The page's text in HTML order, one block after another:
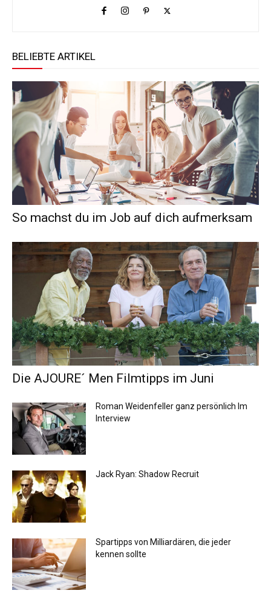
BELIEBTE ARTIKEL
So machst du im Job auf dich aufmerksam
Die AJOURE´ Men Filmtipps im Juni
Roman Weidenfeller ganz persönlich Im
Interview
Jack Ryan: Shadow Recruit
Spartipps von Milliardären, die jeder
kennen sollte